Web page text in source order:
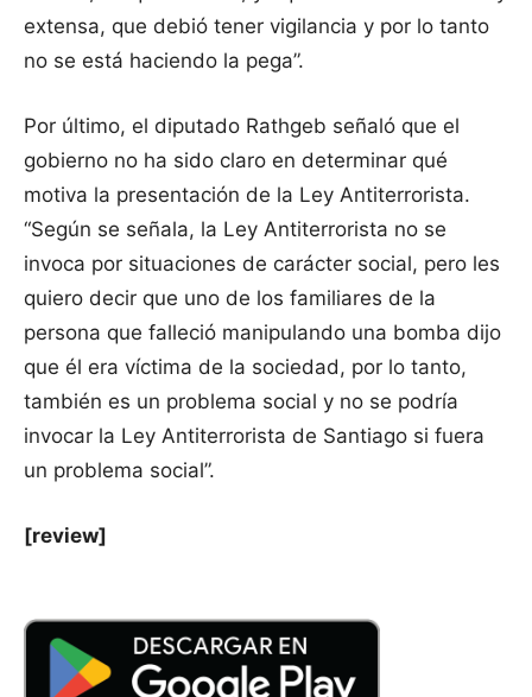
extensa, que debió tener vigilancia y por lo tanto
no se está haciendo la pega”.
Por último, el diputado Rathgeb señaló que el
gobierno no ha sido claro en determinar qué
motiva la presentación de la Ley Antiterrorista.
“Según se señala, la Ley Antiterrorista no se
invoca por situaciones de carácter social, pero les
quiero decir que uno de los familiares de la
persona que falleció manipulando una bomba dijo
que él era víctima de la sociedad, por lo tanto,
también es un problema social y no se podría
invocar la Ley Antiterrorista de Santiago si fuera
un problema social”.
[review]